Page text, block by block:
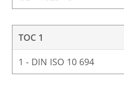
TOC 1
1 - DIN ISO 10 694